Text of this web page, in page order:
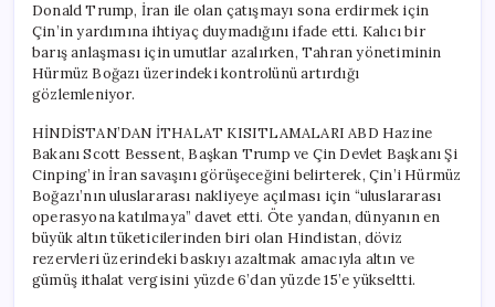
Donald Trump, İran ile olan çatışmayı sona erdirmek için
Çin’in yardımına ihtiyaç duymadığını ifade etti. Kalıcı bir
barış anlaşması için umutlar azalırken, Tahran yönetiminin
Hürmüz Boğazı üzerindeki kontrolünü artırdığı
gözlemleniyor.
HİNDİSTAN’DAN İTHALAT KISITLAMALARI ABD Hazine
Bakanı Scott Bessent, Başkan Trump ve Çin Devlet Başkanı Şi
Cinping’in İran savaşını görüşeceğini belirterek, Çin’i Hürmüz
Boğazı’nın uluslararası nakliyeye açılması için “uluslararası
operasyona katılmaya” davet etti. Öte yandan, dünyanın en
büyük altın tüketicilerinden biri olan Hindistan, döviz
rezervleri üzerindeki baskıyı azaltmak amacıyla altın ve
gümüş ithalat vergisini yüzde 6’dan yüzde 15’e yükseltti.